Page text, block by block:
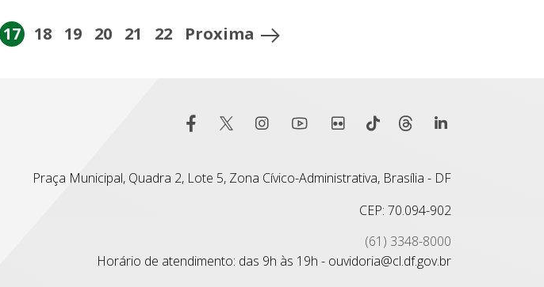
17 18 19 20 21 22 Proxima
Praça Municipal, Quadra 2, Lote 5, Zona Cívico-Administrativa, Brasília - DF
CEP: 70.094-902
(61) 3348-8000
Horário de atendimento: das 9h às 19h - ouvidoria@cl.df.gov.br